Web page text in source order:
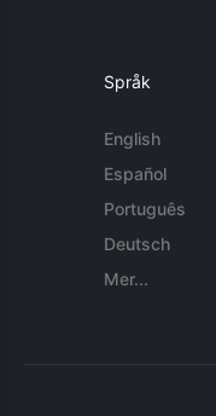
Språk
English
Español
Português
Deutsch
Mer...